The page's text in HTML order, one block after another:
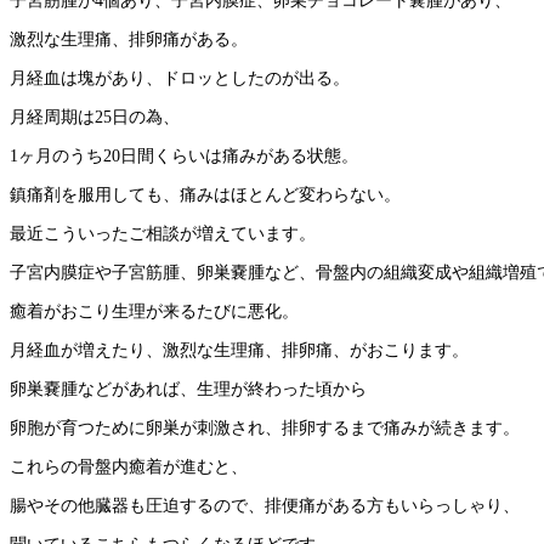
激烈な生理痛、排卵痛がある。
月経血は塊があり、ドロッとしたのが出る。
月経周期は25日の為、
1ヶ月のうち20日間くらいは痛みがある状態。
鎮痛剤を服用しても、痛みはほとんど変わらない。
最近こういったご相談が増えています。
子宮内膜症や子宮筋腫、卵巣嚢腫など、骨盤内の組織変成や組織増殖
癒着がおこり生理が来るたびに悪化。
月経血が増えたり、激烈な生理痛、排卵痛、がおこります。
卵巣嚢腫などがあれば、生理が終わった頃から
卵胞が育つために卵巣が刺激され、排卵するまで痛みが続きます。
これらの骨盤内癒着が進むと、
腸やその他臓器も圧迫するので、排便痛がある方もいらっしゃり、